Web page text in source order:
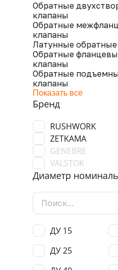
Обратные
клапаны
Обратные
клапаны
Латунные
Обратные
клапаны
Обратные
клапаны
Показать все
Бренд
RUSHWORK
ZETKAMA
GENEBRE
VALSTOK
Диаметр
ДУ 15
ДУ 25